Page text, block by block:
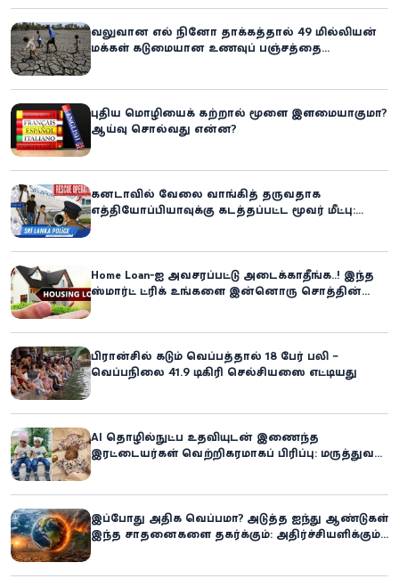
வலுவான எல் நினோ தாக்கத்தால் 49 மில்லியன்
மக்கள் கடுமையான உணவுப் பஞ்சத்தை
புதிய மொழியைக் கற்றால் மூளை இளமையாகுமா?
ஆய்வு சொல்வது என்ன?
கனடாவில் வேலை வாங்கித் தருவதாக
எத்தியோப்பியாவுக்கு கடத்தப்பட்ட மூவர் மீட்பு:
Home Loan-ஐ அவசரப்பட்டு அடைக்காதீங்க..! இந்த
ஸ்மார்ட் ட்ரிக் உங்களை இன்னொரு சொத்தின்
பிரான்சில் கடும் வெப்பத்தால் 18 பேர் பலி –
வெப்பநிலை 41.9 டிகிரி செல்சியஸை எட்டியது
AI தொழில்நுட்ப உதவியுடன் இணைந்த
இரட்டையர்கள் வெற்றிகரமாகப் பிரிப்பு: மருத்துவ
இப்போது அதிக வெப்பமா? அடுத்த ஐந்து ஆண்டுகள்
இந்த சாதனைகளை தகர்க்கும்: அதிர்ச்சியளிக்கும்